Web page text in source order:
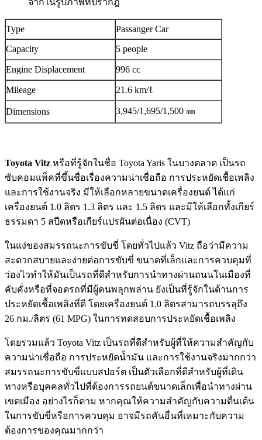
จากในรูปภาพที่ปรากฎ
Type
Passanger Car
Capacity
5 people
Engine Displacement 996 cc
Mileage 21.6 km/ℓ
Dimensions 3,945/1,695/1,500 ㎜
Toyota Vitz หรือที่รู้จักในชื่อ Toyota Yaris ในบางตลาด เป็นรถ
ซับคอมแพ็คที่ขึ้นชื่อเรื่องความน่าเชื่อถือ การประหยัดเชื้อเพลิง
และการใช้งานจริง มีให้เลือกหลายขนาดเครื่องยนต์ ได้แก่
เครื่องยนต์ 1.0 ลิตร 1.3 ลิตร และ 1.5 ลิตร และมีให้เลือกทั้งเกียร์
ธรรมดา 5 สปีดหรือเกียร์แปรผันต่อเนื่อง (CVT)
ในแง่ของสมรรถนะการขับขี่ โดยทั่วไปแล้ว Vitz ถือว่ามีความ
สะดวกสบายและง่ายต่อการขับขี่ ขนาดที่เล็กและการควบคุมที่
ว่องไวทำให้มันเป็นรถที่ดีสำหรับการนำทางผ่านถนนในเมืองที่
คับคั่งหรือที่จอดรถที่มีผู้คนพลุกพล่าน ยังเป็นที่รู้จักในด้านการ
ประหยัดเชื้อเพลิงที่ดี โดยเครื่องยนต์ 1.0 ลิตรสามารถบรรลุถึง
26 กม./ลิตร (61 MPG) ในการทดสอบการประหยัดเชื้อเพลิง
โดยรวมแล้ว Toyota Vitz เป็นรถที่ดีสำหรับผู้ที่ให้ความสำคัญกับ
ความน่าเชื่อถือ การประหยัดน้ำมัน และการใช้งานจริงมากกว่า
สมรรถนะการขับขี่แบบสปอร์ต เป็นตัวเลือกที่ดีสำหรับผู้ที่เดิน
ทางหรือบุคคลทั่วไปที่ต้องการรถยนต์ขนาดเล็กเพื่อนำทางผ่าน
เขตเมือง อย่างไรก็ตาม หากคุณให้ความสำคัญกับความตื่นเต้น
ในการขับขี่หรือการควบคุม อาจมีรถคันอื่นที่เหมาะกับความ
ต้องการของคุณมากกว่า